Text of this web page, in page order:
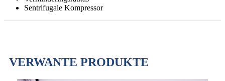
Sentrifugale Kompressor
VERWANTE PRODUKTE